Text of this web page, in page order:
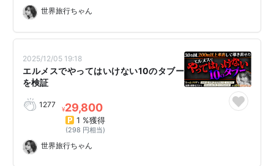
世界旅行ちゃん
2025/12/05 19:18
エルメスでやってはいけない10のタブー
を検証
1277 ¥29,800
1 %獲得
(298 円相当)
世界旅行ちゃん